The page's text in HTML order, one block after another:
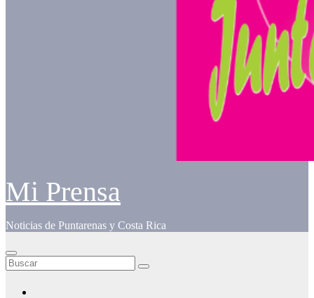
Mi Prensa
Noticias de Puntarenas y Costa Rica